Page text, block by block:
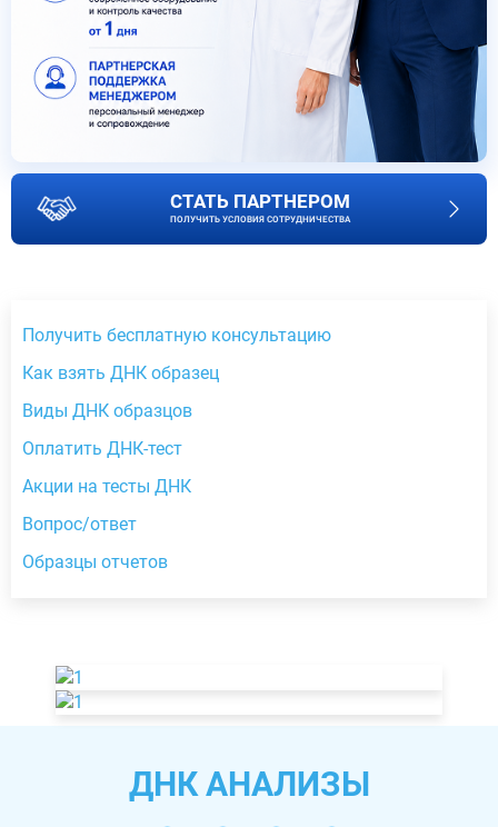
СТАТЬ ПАРТНЕРОМ
ПОЛУЧИТЬ УСЛОВИЯ СОТРУДНИЧЕСТВА
Получить бесплатную консультацию
Как взять ДНК образец
Виды ДНК образцов
Оплатить ДНК-тест
Акции на тесты ДНК
Вопрос/ответ
Образцы отчетов
ДНК АНАЛИЗЫ